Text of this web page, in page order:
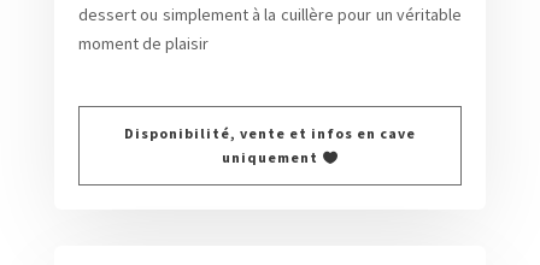
dessert ou simplement à la cuillère pour un véritable
moment de plaisir
Disponibilité, vente et infos en cave
uniquement